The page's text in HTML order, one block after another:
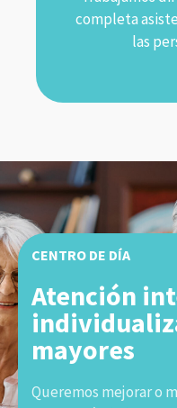
completa
las
CENTRO DE DÍA
Atención
mayores
Queremos mejorar o